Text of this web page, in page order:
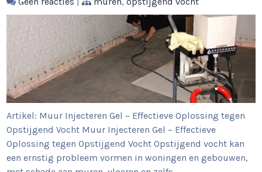
Artikel: Muur Injecteren Gel – Effectieve Oplossing tegen
Opstijgend Vocht Muur Injecteren Gel – Effectieve
Oplossing tegen Opstijgend Vocht Opstijgend vocht kan
een ernstig probleem vormen in woningen en gebouwen,